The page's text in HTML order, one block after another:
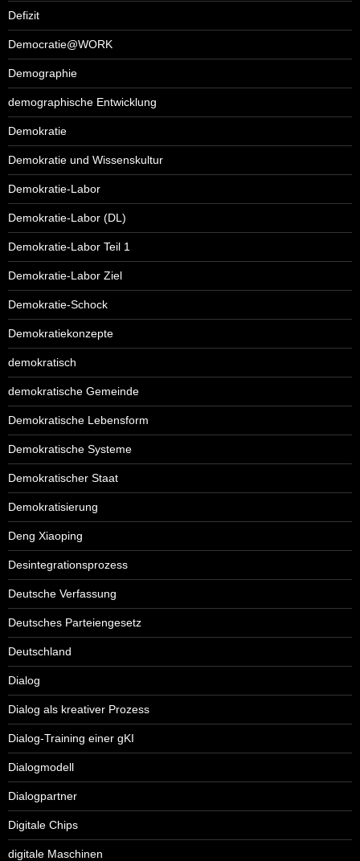
Defizit
Democratie@WORK
Demographie
demographische Entwicklung
Demokratie
Demokratie und Wissenskultur
Demokratie-Labor
Demokratie-Labor (DL)
Demokratie-Labor Teil 1
Demokratie-Labor Ziel
Demokratie-Schock
Demokratiekonzepte
demokratisch
demokratische Gemeinde
Demokratische Lebensform
Demokratische Systeme
Demokratischer Staat
Demokratisierung
Deng Xiaoping
Desintegrationsprozess
Deutsche Verfassung
Deutsches Parteiengesetz
Deutschland
Dialog
Dialog als kreativer Prozess
Dialog-Training einer gKI
Dialogmodell
Dialogpartner
Digitale Chips
digitale Maschinen